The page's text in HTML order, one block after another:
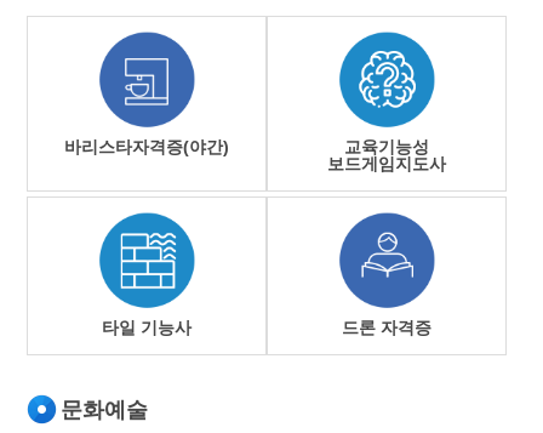
바리스타자격증(야간)
교육기능성
보드게임지도사
타일 기능사 드론 자격증
문화예술